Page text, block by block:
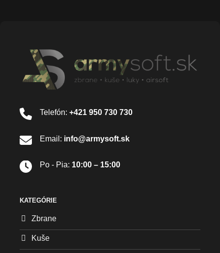
Telefón: +421 950 730 730
Email: info@armysoft.sk
Po - Pia: 10:00 – 15:00
KATEGÓRIE
Zbrane
Kuše